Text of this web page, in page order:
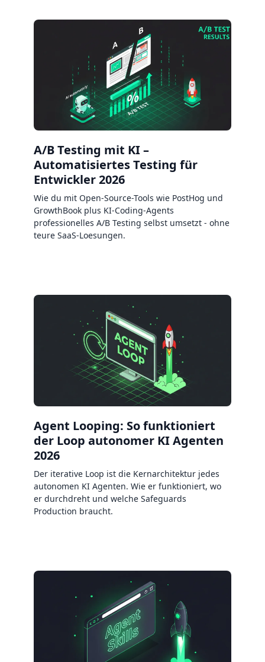
A/B Testing mit KI –
Automatisiertes Testing für
Entwickler 2026
Wie du mit Open-Source-Tools wie PostHog und
GrowthBook plus KI-Coding-Agents
professionelles A/B Testing selbst umsetzt - ohne
teure SaaS-Loesungen.
Agent Looping: So funktioniert
der Loop autonomer KI Agenten
2026
Der iterative Loop ist die Kernarchitektur jedes
autonomen KI Agenten. Wie er funktioniert, wo
er durchdreht und welche Safeguards
Production braucht.